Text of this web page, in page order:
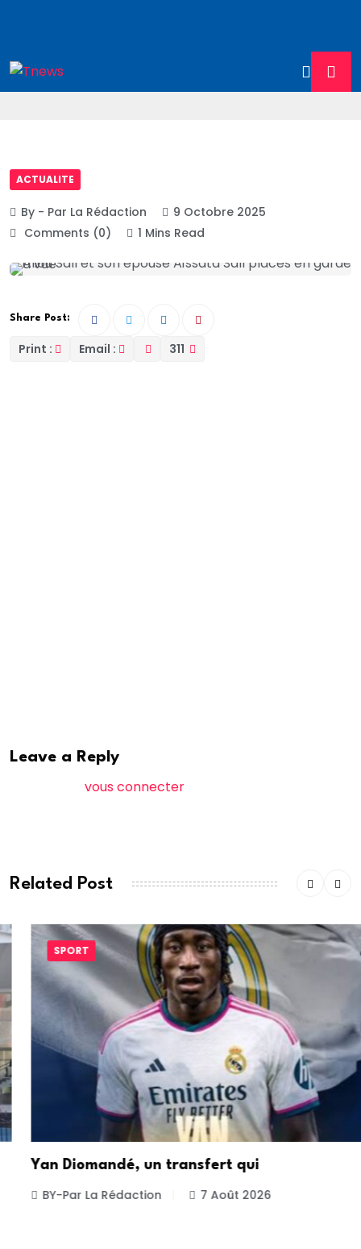
ACTUALITE
By - Par La Rédaction
9 Octobre 2025
Comments (0)
1 Mins Read
Share Post:
Print : Email : 311
Leave a Reply
vous connecter
Related Post
SPORT
Yan Diomandé, un transfert qui
BY-Par La Rédaction 7 Août 2026